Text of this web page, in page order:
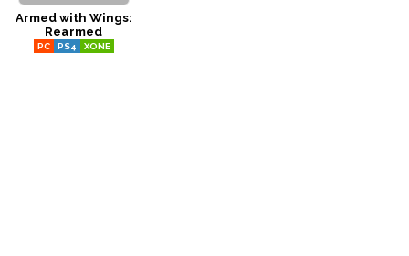
Armed with Wings:
Rearmed
PC PS4 XONE